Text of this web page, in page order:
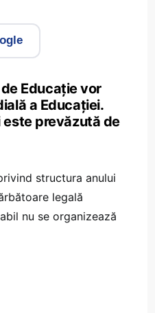
Educație vor
a Educației.
este prevăzută de
structura anului
legală
nu se organizează